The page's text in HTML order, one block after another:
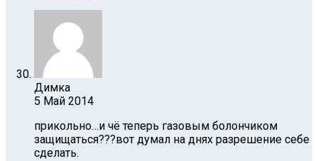
Димка
5 Май 2014
прикольно…и чё теперь газовым болончиком
защищаться???вот думал на днях разрешение себе
сделать.